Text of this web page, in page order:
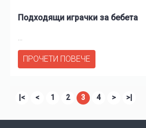
Подходящи играчки за бебета
ПРОЧЕТИ ПОВЕЧЕ
|< < 1 2 3 4 > >|